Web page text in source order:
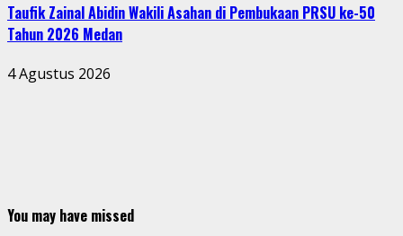
Taufik Zainal Abidin Wakili Asahan di Pembukaan PRSU ke-50
Tahun 2026 Medan
4 Agustus 2026
You may have missed